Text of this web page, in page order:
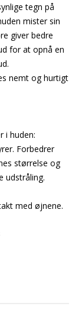
tegn på
mister sin
giver bedre
for at opnå en
nemt og hurtigt
i huden:
Forbedrer
størrelse og
udstråling.
med øjnene.